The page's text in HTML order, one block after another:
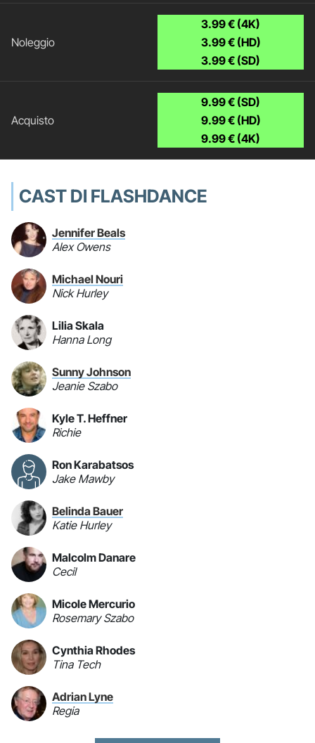
3.99 € (4K)
3.99 € (HD)
3.99 € (SD)
9.99 € (SD)
9.99 € (HD)
9.99 € (4K)
CAST DI FLASHDANCE
Jennifer Beals
Alex Owens
Michael Nouri
Nick Hurley
Lilia Skala
Hanna Long
Sunny Johnson
Jeanie Szabo
Kyle T. Heffner
Richie
Ron Karabatsos
Jake Mawby
Belinda Bauer
Katie Hurley
Malcolm Danare
Cecil
Micole Mercurio
Rosemary Szabo
Cynthia Rhodes
Tina Tech
Adrian Lyne
Regia